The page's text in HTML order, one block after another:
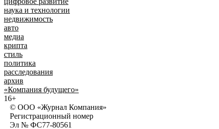
наука и технологии
недвижимость
авто
медиа
крипта
стиль
политика
расследования
архив
«Компания будущего»
16+
© ООО «Журнал Компания»
Регистрационный номер
Эл № ФС77-80561